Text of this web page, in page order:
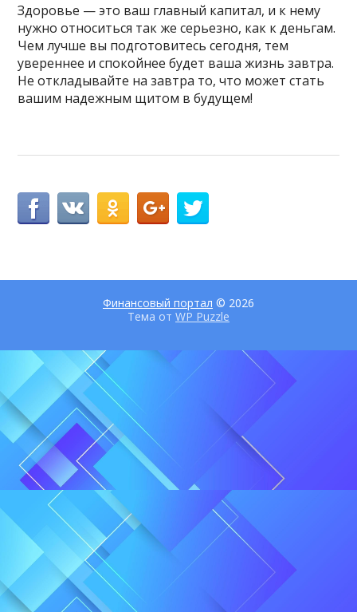
Здоровье — это ваш главный капитал, и к нему
нужно относиться так же серьезно, как к деньгам.
Чем лучше вы подготовитесь сегодня, тем
увереннее и спокойнее будет ваша жизнь завтра.
Не откладывайте на завтра то, что может стать
вашим надежным щитом в будущем!
Финансовый портал © 2026
Тема от WP Puzzle